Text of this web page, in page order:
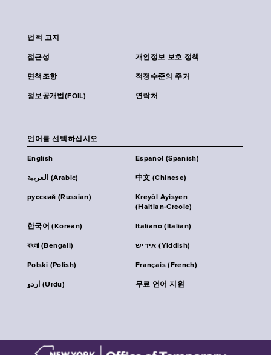
법적 고지
접근성 개인정보 보호 정책
면책조항 적정수준의 주거
정보공개법(FOIL) 연락처
언어를 선택하십시오
English Español (Spanish)
العربية (Arabic) 中文 (Chinese)
русский (Russian)
Kreyòl Ayisyen
(Haitian-Creole)
한국어 (Korean) Italiano (Italian)
বাংলা (Bengali) אידיש (Yiddish)
Polski (Polish) Français (French)
اردو (Urdu) 무료 언어 지원